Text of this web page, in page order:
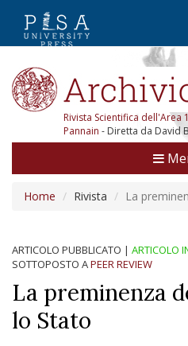
Rivista Scientifica dell'Area
Pannain - Diretta da David
Home Rivista La
ARTICOLO PUBBLICATO | ARTICOLO
SOTTOPOSTO APEER REVIEW
La preminenza
lo Stato